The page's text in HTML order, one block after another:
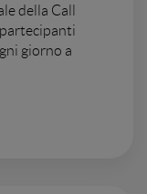
della Call
giorno a